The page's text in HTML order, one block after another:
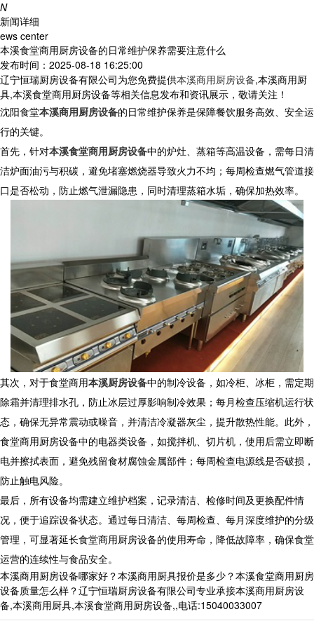
N
新闻详细
ews center
本溪食堂商用厨房设备的日常维护保养需要注意什么
发布时间：2025-08-18 16:25:00
辽宁恒瑞厨房设备有限公司为您免费提供本溪商用厨房设备,本溪商用厨
具,本溪食堂商用厨房设备等相关信息发布和资讯展示，敬请关注！
沈阳食堂本溪商用厨房设备的日常维护保养是保障餐饮服务高效、安全运
行的关键。
首先，针对本溪食堂商用厨房设备中的炉灶、蒸箱等高温设备，需每日清
洁炉面油污与积碳，避免堵塞燃烧器导致火力不均；每周检查燃气管道接
口是否松动，防止燃气泄漏隐患，同时清理蒸箱水垢，确保加热效率。
其次，对于食堂商用本溪厨房设备中的制冷设备，如冷柜、冰柜，需定期
除霜并清理排水孔，防止冰层过厚影响制冷效果；每月检查压缩机运行状
态，确保无异常震动或噪音，并清洁冷凝器灰尘，提升散热性能。此外，
食堂商用厨房设备中的电器类设备，如搅拌机、切片机，使用后需立即断
电并擦拭表面，避免残留食材腐蚀金属部件；每周检查电源线是否破损，
防止触电风险。
最后，所有设备均需建立维护档案，记录清洁、检修时间及更换配件情
况，便于追踪设备状态。通过每日清洁、每周检查、每月深度维护的分级
管理，可显著延长食堂商用厨房设备的使用寿命，降低故障率，确保食堂
运营的连续性与食品安全。
本溪商用厨房设备哪家好？本溪商用厨具报价是多少？本溪食堂商用厨房
设备质量怎么样？辽宁恒瑞厨房设备有限公司专业承接本溪商用厨房设
备,本溪商用厨具,本溪食堂商用厨房设备,,电话:15040033007